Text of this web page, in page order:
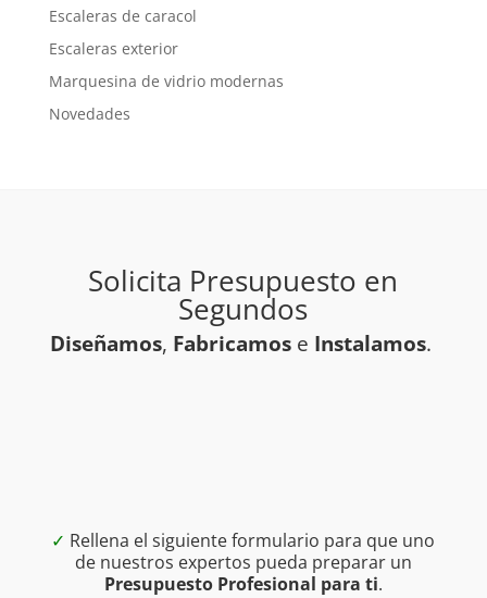
Escaleras de caracol
Escaleras exterior
Marquesina de vidrio modernas
Novedades
Solicita Presupuesto en
Segundos
Diseñamos, Fabricamos e Instalamos.
✓ Rellena el siguiente formulario para que uno
de nuestros expertos pueda preparar un
Presupuesto Profesional para ti.